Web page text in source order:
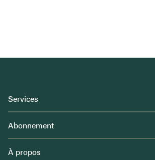
Services
Abonnement
À propos